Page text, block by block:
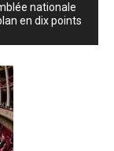
nationale
en dix points